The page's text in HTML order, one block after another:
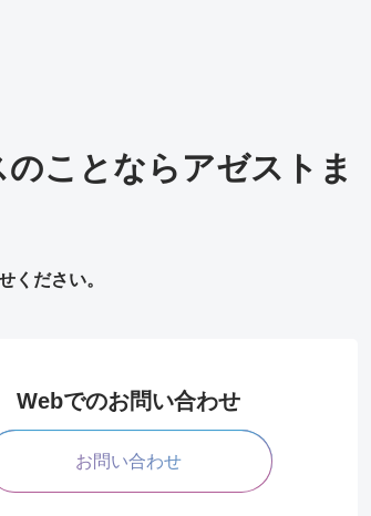
ことならアゼストま
ください。
Webでのお問い合わせ
お問い合わせ